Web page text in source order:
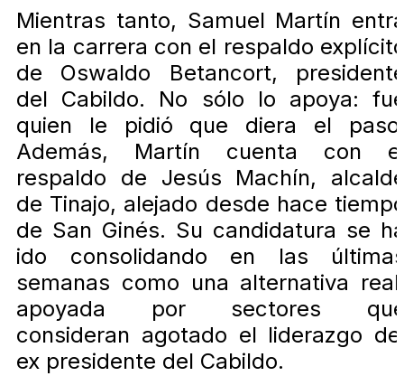
Mientras tanto, Samuel Martín
en la carrera con el respaldo
de Oswaldo Betancort,
del Cabildo. No sólo lo apoya:
quien le pidió que diera el
Además, Martín cuenta con
respaldo de Jesús Machín,
de Tinajo, alejado desde hace
de San Ginés. Su candidatura se
ido consolidando en las
semanas como una alternativa
apoyada por sectores
consideran agotado el liderazgo
ex presidente del Cabildo.